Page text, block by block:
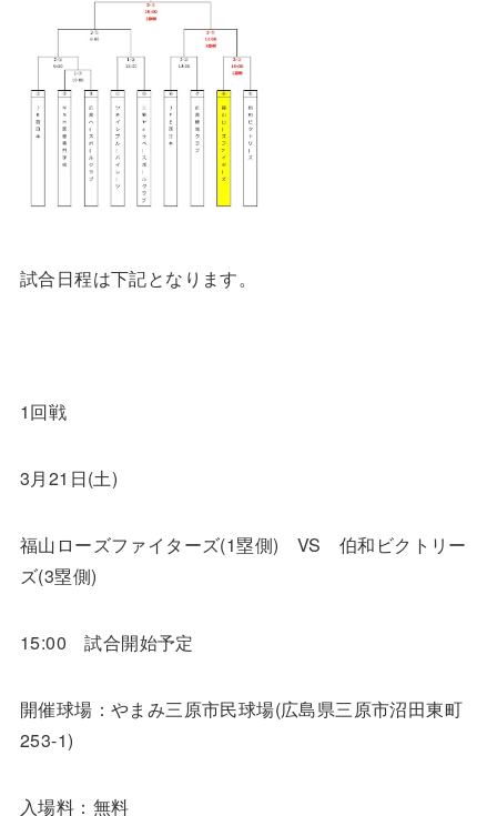
試合日程は下記となります。
1回戦
3月21 日(土)
福山ローズファイターズ(1塁側) VS 伯和ビクトリー
ズ(3塁側)
15:00 試合開始予定
開催球場：やまみ三原市民球場(広島県三原市沼田東町
253-1)
入場料：無料